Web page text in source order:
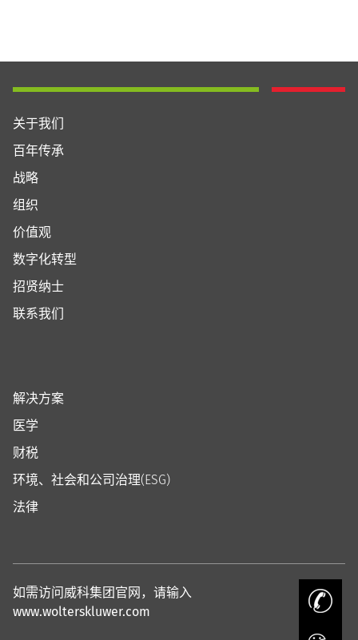
关于我们
百年传承
战略
组织
价值观
数字化转型
招贤纳士
联系我们
解决方案
医学
财税
环境、社会和公司治理(ESG)
法律
如需访问威科集团官网，请输入
www.wolterskluwer.com